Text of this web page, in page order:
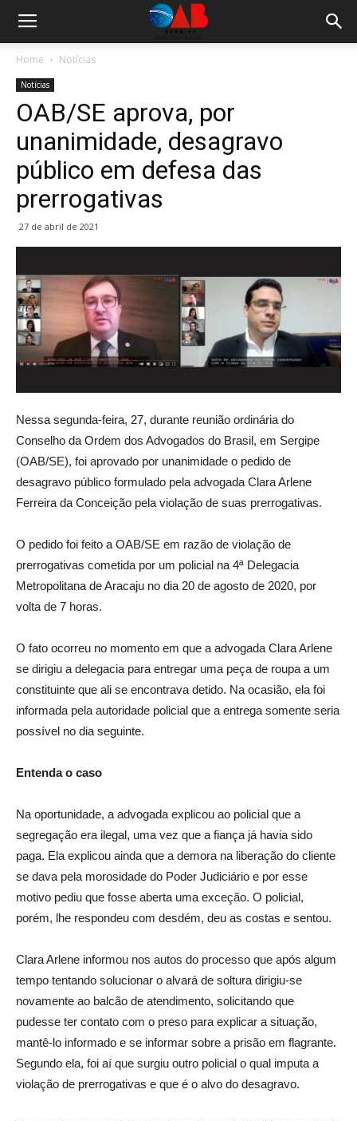
Home Notícias
Notícias
OAB/SE aprova, por
unanimidade, desagravo
público em defesa das
prerrogativas
27 de abril de 2021
Nessa segunda-feira, 27, durante reunião ordinária do
Conselho da Ordem dos Advogados do Brasil, em Sergipe
(OAB/SE), foi aprovado por unanimidade o pedido de
desagravo público formulado pela advogada Clara Arlene
Ferreira da Conceição pela violação de suas prerrogativas.
O pedido foi feito a OAB/SE em razão de violação de
prerrogativas cometida por um policial na 4ª Delegacia
Metropolitana de Aracaju no dia 20 de agosto de 2020, por
volta de 7 horas.
O fato ocorreu no momento em que a advogada Clara Arlene
se dirigiu a delegacia para entregar uma peça de roupa a um
constituinte que ali se encontrava detido. Na ocasião, ela foi
informada pela autoridade policial que a entrega somente seria
possível no dia seguinte.
Entenda o caso
Na oportunidade, a advogada explicou ao policial que a
segregação era ilegal, uma vez que a fiança já havia sido
paga. Ela explicou ainda que a demora na liberação do cliente
se dava pela morosidade do Poder Judiciário e por esse
motivo pediu que fosse aberta uma exceção. O policial,
porém, lhe respondeu com desdém, deu as costas e sentou.
Clara Arlene informou nos autos do processo que após algum
tempo tentando solucionar o alvará de soltura dirigiu-se
novamente ao balcão de atendimento, solicitando que
pudesse ter contato com o preso para explicar a situação,
mantê-lo informado e se informar sobre a prisão em flagrante.
Segundo ela, foi aí que surgiu outro policial o qual imputa a
violação de prerrogativas e que é o alvo do desagravo.